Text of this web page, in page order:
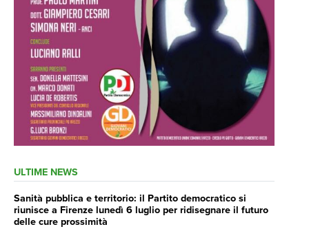
ULTIME NEWS
Sanità pubblica e territorio: il Partito democratico si
riunisce a Firenze lunedì 6 luglio per ridisegnare il futuro
delle cure prossimità